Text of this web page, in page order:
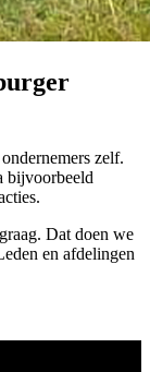
zelf.
bijvoorbeeld
Dat doen we
en afdelingen